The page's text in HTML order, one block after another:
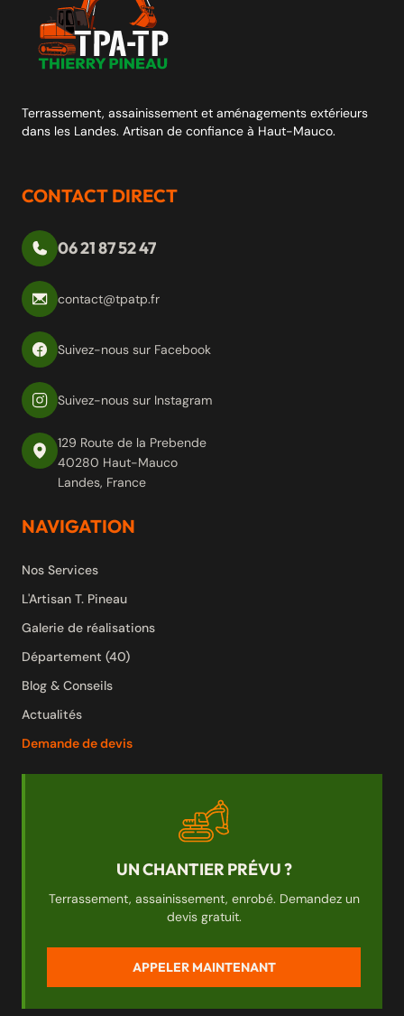
Terrassement, assainissement et aménagements extérieurs
dans les Landes. Artisan de confiance à Haut-Mauco.
CONTACT DIRECT
06 21 87 52 47
contact@tpatp.fr
Suivez-nous sur Facebook
Suivez-nous sur Instagram
129 Route de la Prebende
40280 Haut-Mauco
Landes, France
NAVIGATION
Nos Services
L'Artisan T. Pineau
Galerie de réalisations
Département (40)
Blog & Conseils
Actualités
Demande de devis
UN CHANTIER PRÉVU ?
Terrassement, assainissement, enrobé. Demandez un
devis gratuit.
APPELER MAINTENANT